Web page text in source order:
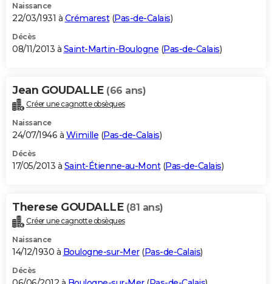
Naissance
22/03/1931 à Crémarest(Pas-de-Calais)
Décès
08/11/2013 à Saint-Martin-Boulogne (Pas-de-Calais)
Jean GOUDALLE (66 ans)
Créer une cagnotte obsèques
Naissance
24/07/1946 à Wimille (Pas-de-Calais)
Décès
17/05/2013 à Saint-Étienne-au-Mont(Pas-de-Calais)
Therese GOUDALLE (81 ans)
Créer une cagnotte obsèques
Naissance
14/12/1930 à Boulogne-sur-Mer(Pas-de-Calais)
Décès